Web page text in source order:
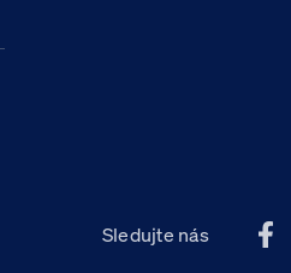
Sledujte nás